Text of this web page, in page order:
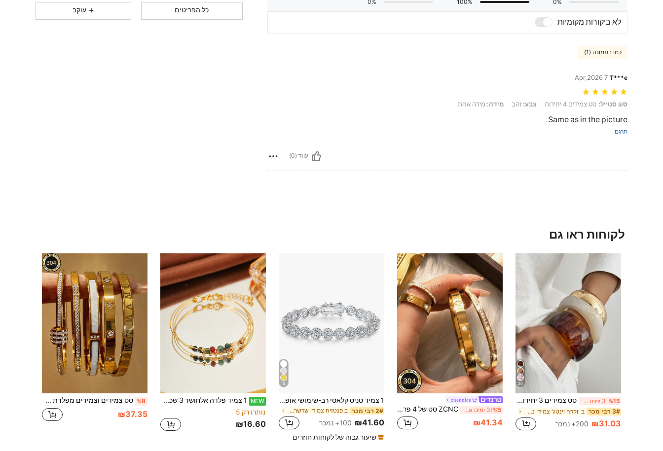
0%
100%
0%
לא ביקורות מקומיות
כמו בתמונה (1)
T***e
7 Apr,2026
סוג סטייל: סט צמידים 4 יחידות, צבע: זהב, מידה: מידה אחת
סוג סטייל: סט צמידים 4 יחידות צבע: זהב מידה: מידה אחת
Same as in the picture
תרגם
עוזר (0)
4.93
42
3.7K
כל הפריטים עוקב
לקוחות ראו גם
20
%15 3 ימים אחרונים סט צמידים 3 יחידות עם שרף אסימטרי מוגזם, חצי שקוף לנשים, רב-תכליתי
3# רבי מכר ב יוקרה וינטג' צמידי נשים
₪31.03 200+ נמכר
zhennice
%5 3 ימים אחרונים ZCNC סט של 4 פריטים/סט צמיד וטבעת אופנתיים מפלדת אל חלד עם עיטורי ריינסטון בצורת עלה תלתן, עמיד למים ועמיד לדהייה, מתאים ללבישה יומית של נשים ולמתנות לחגים
₪41.34
5
1 צמיד טניס קלאסי רב-שימושי אופנתי, משובץ באבני קוביק זירקוניה מנצנצות, מידה 6-9 אינץ' לבחירה, מתנה מושלמת
2# רבי מכר ב פנטזיה צמידי שרשרת לנשים
₪41.60 100+ נמכר
שיעור גבוה של לקוחות חוזרים
NEW
1 צמיד פלדה אלחושד 3 שכבות עם חרוצים בסגנון בوهמי לנשים, מתנה משפחתית לחג, מתאים ללבישה בחופשה
נותרו רק 5
₪16.60
%8 סט צמידים וצמידים מפלדת אל-חלד בהתאמה אישית בצבעים שונים, עיצוב ייחודי, אופנתי, רב-אלמנטי, מתנה אידיאלית מהודרת, תכשיטים שאינם דהויים
₪37.35